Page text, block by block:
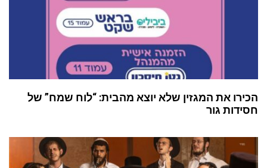
הכירו את המגזין שלא יוצא מהבית: “לוח שמח” של
חסידות גור